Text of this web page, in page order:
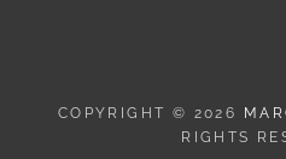
COPYRIGHT © 2026
RIGHTS